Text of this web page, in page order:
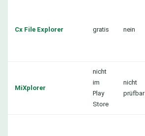
Cx File Explorer gratis nein
MiXplorer
nicht
im
Play
Store
nicht
prüfbar